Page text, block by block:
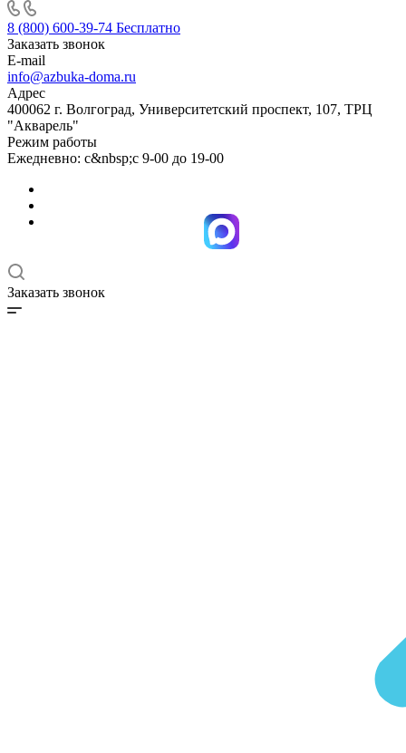
8 (800) 600-39-74 Бесплатно
Заказать звонок
E-mail
info@azbuka-doma.ru
Адрес
400062 г. Волгоград, Университетский проспект, 107, ТРЦ
"Акварель"
Режим работы
Ежедневно: с&nbsp;с 9-00 до 19-00
Заказать звонок